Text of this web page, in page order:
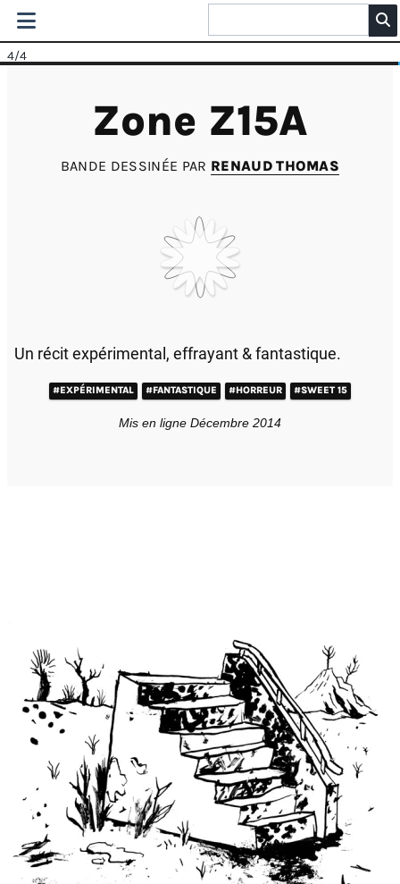
4/4
Zone Z15A
BANDE DESSINÉE PAR RENAUD THOMAS
Un récit expérimental, effrayant & fantastique.
#EXPÉRIMENTAL #FANTASTIQUE #HORREUR #SWEET 15
Mis en ligne Décembre 2014